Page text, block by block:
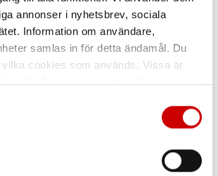
annonser i nyhetsbrev, sociala
Information om användare,
samlas in för detta ändamål. Du
cookies som används. Vissa är
Godkännande av statistik- och
med olika dataskyddsnormer. Genom
du till sådana överföringar. Läs
och
Komfortabel sele av hög kvalitet.
Stödbälte. Integrerade
traumastraps.